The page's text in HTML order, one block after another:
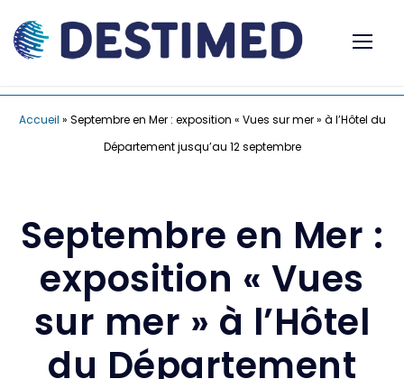
Accueil » Septembre en Mer : exposition « Vues sur mer » à l’Hôtel du
Département jusqu’au 12 septembre
Septembre en Mer :
exposition « Vues
sur mer » à l’Hôtel
du Département